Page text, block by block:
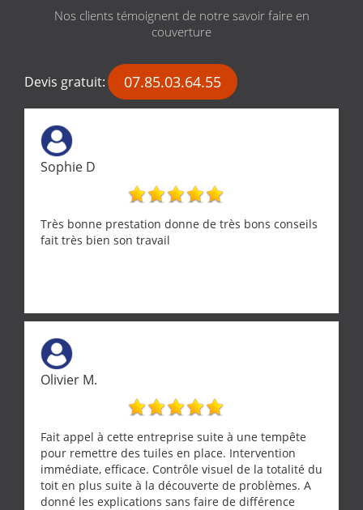
Nos clients témoignent de notre savoir faire en
couverture
Devis gratuit: 07.85.03.64.55
Sophie D
Très bonne prestation donne de très bons conseils
fait très bien son travail
Olivier M.
Fait appel à cette entreprise suite à une tempête
pour remettre des tuiles en place. Intervention
immédiate, efficace. Contrôle visuel de la totalité du
toit en plus suite à la découverte de problèmes. A
donné les explications sans faire de différence